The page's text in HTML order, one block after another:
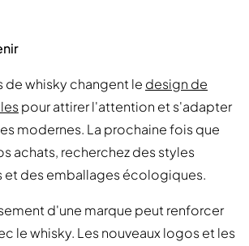
de whisky changent le design de
pour attirer l'attention et s'adapter
modernes. La prochaine fois que
achats, recherchez des styles
et des emballages écologiques.
d'une marque peut renforcer
le whisky. Les nouveaux logos et les